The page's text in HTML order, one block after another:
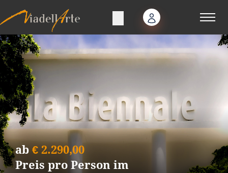
ab € 2.290,00
Preis pro Person im